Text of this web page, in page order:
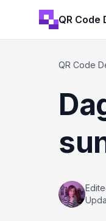
QR Code
QR Code